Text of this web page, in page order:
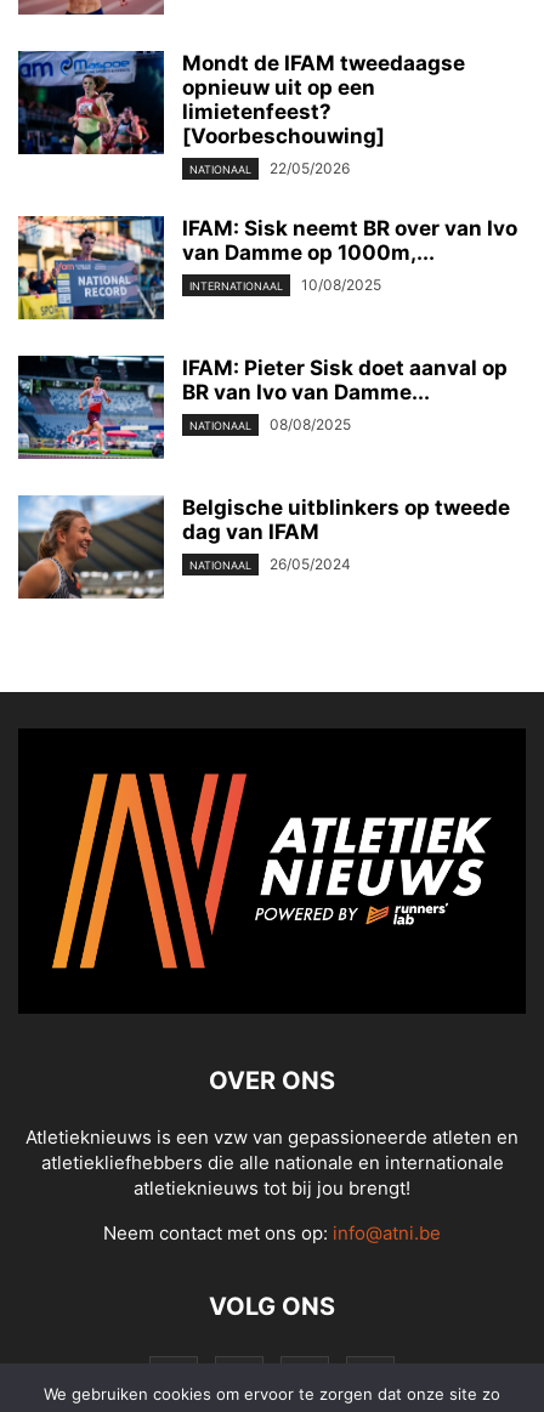
Mondt de IFAM tweedaagse
opnieuw uit op een
limietenfeest?
[Voorbeschouwing]
NATIONAAL 22/05/2026
IFAM: Sisk neemt BR over van Ivo
van Damme op 1000m,...
INTERNATIONAAL 10/08/2025
IFAM: Pieter Sisk doet aanval op
BR van Ivo van Damme...
NATIONAAL 08/08/2025
Belgische uitblinkers op tweede
dag van IFAM
NATIONAAL 26/05/2024
OVER ONS
Atletieknieuws is een vzw van gepassioneerde atleten en
atletiekliefhebbers die alle nationale en internationale
atletieknieuws tot bij jou brengt!
Neem contact met ons op: info@atni.be
VOLG ONS
We gebruiken cookies om ervoor te zorgen dat onze site zo